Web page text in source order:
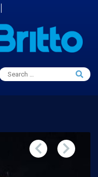
Search
for:
Search